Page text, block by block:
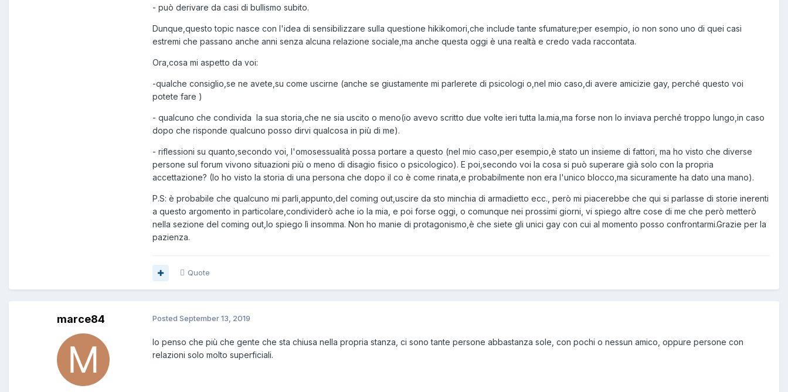
- può derivare da casi di bullismo subito.
Dunque,questo topic nasce con l'idea di sensibilizzare sulla questione hikikomori,che include tante sfumature;per esempio, io non sono uno di quei casi
estremi che passano anche anni senza alcuna relazione sociale,ma anche questa oggi è una realtà e credo vada raccontata.
Ora,cosa mi aspetto da voi:
-qualche consiglio,se ne avete,su come uscirne (anche se giustamente mi parlerete di psicologi o,nel mio caso,di avere amicizie gay, perché questo voi
potete fare )
- qualcuno che condivida la sua storia,che ne sia uscito o meno(io avevo scritto due volte ieri tutta la.mia,ma forse non lo inviava perché troppo lungo,in caso
dopo che risponde qualcuno posso dirvi qualcosa in più di me).
- riflessioni su quanto,secondo voi, l'omosessualità possa portare a questo (nel mio caso,per esempio,è stato un insieme di fattori, ma ho visto che diverse
persone sul forum vivono situazioni più o meno di disagio fisico o psicologico). E poi,secondo voi la cosa si può superare già solo con la propria
accettazione? (Io ho visto la storia di una persona che dopo il co è come rinata,e probabilmente non era l'unico blocco,ma sicuramente ha dato una mano).
P.S: è probabile che qualcuno mi parli,appunto,del coming out,uscire da sto minchia di armadietto ecc., però mi piacerebbe che qui si parlasse di storie inerenti
a questo argomento in particolare,condividerò ache io la mia, e poi forse oggi, o comunque nei prossimi giorni, vi spiego altre cose di me che però metterò
nella sezione del coming out,lo spiego lì insomma. Non ho manie di protagonismo,è che siete gli unici gay con cui al momento posso confrontarmi.Grazie per la
pazienza.
Quote
marce84 Posted September 13, 2019
Io penso che più che gente che sta chiusa nella propria stanza, ci sono tante persone abbastanza sole, con pochi o nessun amico, oppure persone con
relazioni solo molto superficiali.